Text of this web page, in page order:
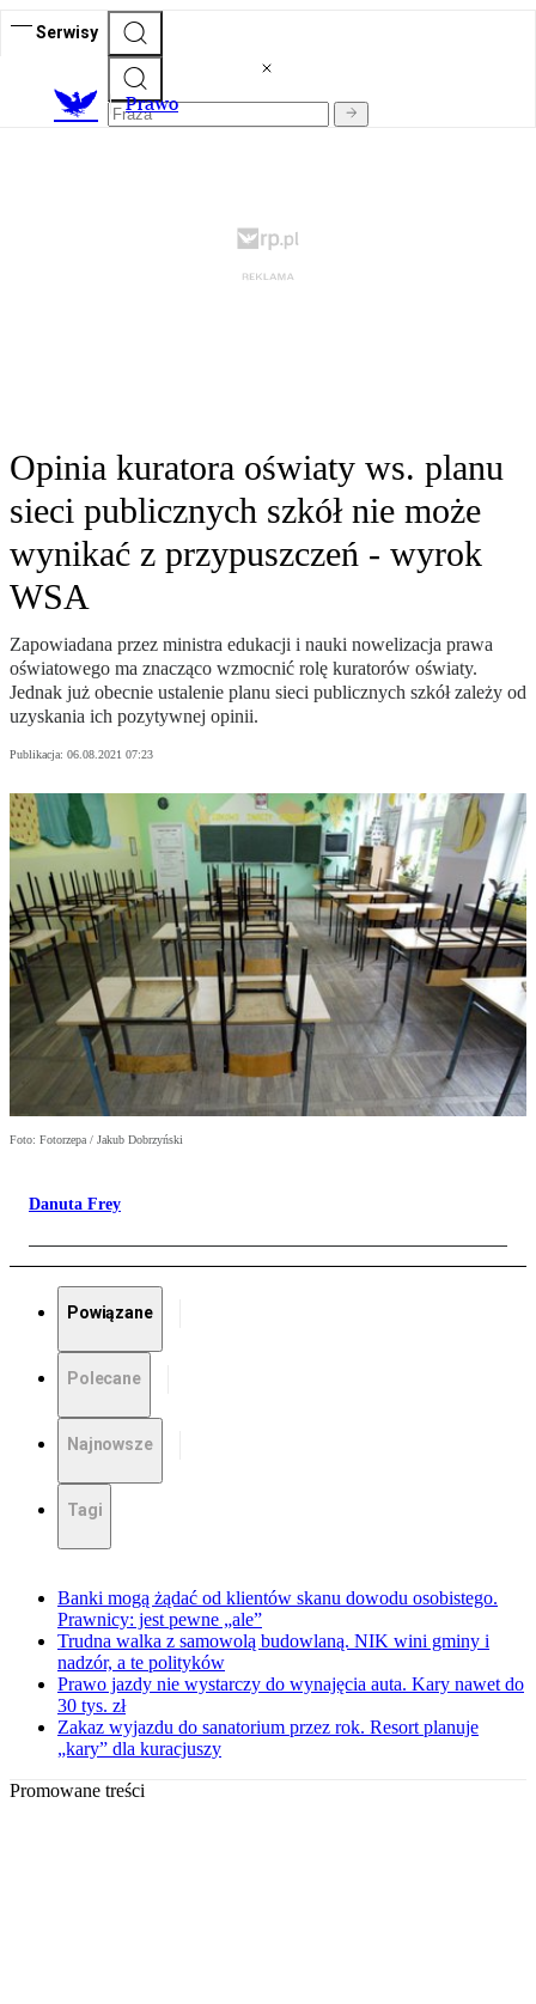
Serwisy
Prawo
Opinia kuratora oświaty ws. planu
sieci publicznych szkół nie może
wynikać z przypuszczeń - wyrok
WSA
Zapowiadana przez ministra edukacji i nauki nowelizacja prawa
oświatowego ma znacząco wzmocnić rolę kuratorów oświaty.
Jednak już obecnie ustalenie planu sieci publicznych szkół zależy od
uzyskania ich pozytywnej opinii.
Publikacja: 06.08.2021 07:23
Foto: Fotorzepa / Jakub Dobrzyński
Danuta Frey
Powiązane
Polecane
Najnowsze
Tagi
Banki mogą żądać od klientów skanu dowodu osobistego.
Prawnicy: jest pewne „ale”
Trudna walka z samowolą budowlaną. NIK wini gminy i
nadzór, a te polityków
Prawo jazdy nie wystarczy do wynajęcia auta. Kary nawet do
30 tys. zł
Zakaz wyjazdu do sanatorium przez rok. Resort planuje
„kary” dla kuracjuszy
Promowane treści